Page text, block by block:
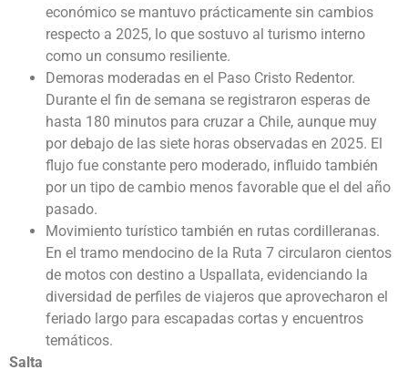
económico se mantuvo prácticamente sin cambios
respecto a 2025, lo que sostuvo al turismo interno
como un consumo resiliente.
Demoras moderadas en el Paso Cristo Redentor.
Durante el fin de semana se registraron esperas de
hasta 180 minutos para cruzar a Chile, aunque muy
por debajo de las siete horas observadas en 2025. El
flujo fue constante pero moderado, influido también
por un tipo de cambio menos favorable que el del año
pasado.
Movimiento turístico también en rutas cordilleranas.
En el tramo mendocino de la Ruta 7 circularon cientos
de motos con destino a Uspallata, evidenciando la
diversidad de perfiles de viajeros que aprovecharon el
feriado largo para escapadas cortas y encuentros
temáticos.
Salta